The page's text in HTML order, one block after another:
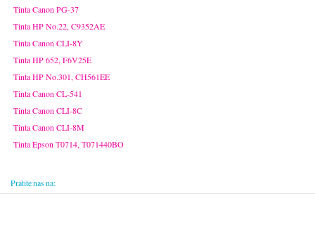
Tinta Canon PG-37
Tinta HP No.22, C9352AE
Tinta Canon CLI-8Y
Tinta HP 652, F6V25E
Tinta HP No.301, CH561EE
Tinta Canon CL-541
Tinta Canon CLI-8C
Tinta Canon CLI-8M
Tinta Epson T0714, T071440BO
Pratite nas na: